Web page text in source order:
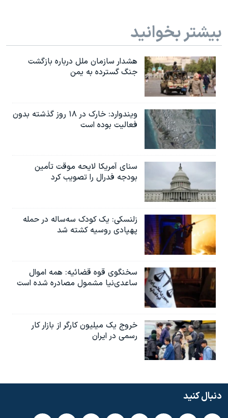
بیشتر بخوانید
هشدار سازمان ملل درباره بازگشت
جنگ گسترده به یمن
ویندوارد: خارک در ۱۸ روز گذشته بدون
فعالیت بوده است
سنای آمریکا لایحه موقت تأمین
بودجه فدرال را تصویب کرد
زلنسکی: یک کودک سه‌ساله در حمله
پهپادی روسیه کشته شد
سخنگوی قوه قضائیه: همه اموال
ساعدی‌نیا مشمول مصادره شده است
خروج یک میلیون کارگر از بازار کار
رسمی در ایران
دنبال کنید